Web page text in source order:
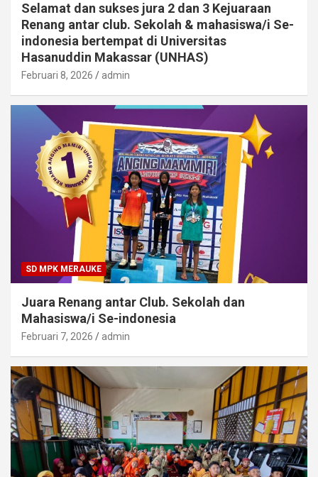
Selamat dan sukses jura 2 dan 3 Kejuaraan
Renang antar club. Sekolah & mahasiswa/i Se-
indonesia bertempat di Universitas
Hasanuddin Makassar (UNHAS)
Februari 8, 2026 admin
SD MPK MERAUKE
Juara Renang antar Club. Sekolah dan
Mahasiswa/i Se-indonesia
Februari 7, 2026 admin